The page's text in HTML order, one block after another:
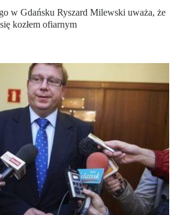
w Gdańsku Ryszard Milewski uważa, że
kozłem ofiarnym